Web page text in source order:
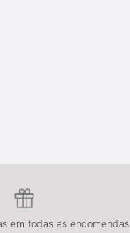
em todas as encomendas